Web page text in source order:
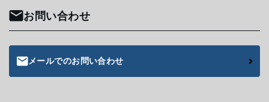
お問い合わせ
メールでのお問い合わせ